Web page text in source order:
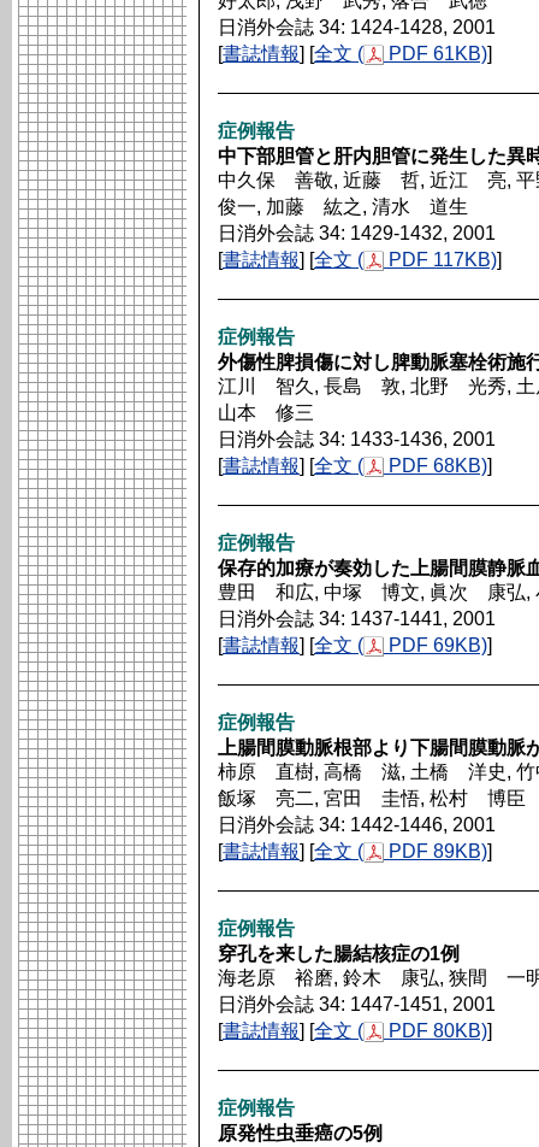
日消外会誌 34: 1424-1428, 2001
[書誌情報] [全文 ( PDF 61KB)]
症例報告
中下部胆管と肝内胆管に発生した異
中久保 善敬, 近藤 哲, 近江 亮,
俊一, 加藤 紘之, 清水 道生
日消外会誌 34: 1429-1432, 2001
[書誌情報] [全文 ( PDF 117KB)]
症例報告
外傷性脾損傷に対し脾動脈塞栓術施
江川 智久, 長島 敦, 北野 光秀,
山本 修三
日消外会誌 34: 1433-1436, 2001
[書誌情報] [全文 ( PDF 68KB)]
症例報告
保存的加療が奏効した上腸間膜静脈
豊田 和広, 中塚 博文, 眞次 康弘
日消外会誌 34: 1437-1441, 2001
[書誌情報] [全文 ( PDF 69KB)]
症例報告
上腸間膜動脈根部より下腸間膜動脈
柿原 直樹, 高橋 滋, 土橋 洋史,
飯塚 亮二, 宮田 圭悟, 松村 博臣
日消外会誌 34: 1442-1446, 2001
[書誌情報] [全文 ( PDF 89KB)]
症例報告
穿孔を来した腸結核症の1例
海老原 裕磨, 鈴木 康弘, 狭間 一
日消外会誌 34: 1447-1451, 2001
[書誌情報] [全文 ( PDF 80KB)]
症例報告
原発性虫垂癌の5例